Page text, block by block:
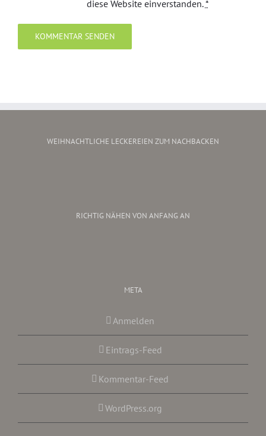
diese Website einverstanden.*
WEIHNACHTLICHE LECKEREIEN ZUM NACHBACKEN
RICHTIG NÄHEN VON ANFANG AN
META
Anmelden
Eintrags-Feed
Kommentar-Feed
WordPress.org